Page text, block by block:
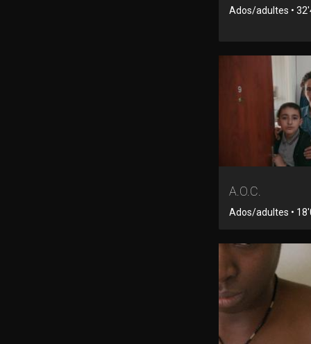
Ados/adultes •
A.O.C.
Ados/adultes •